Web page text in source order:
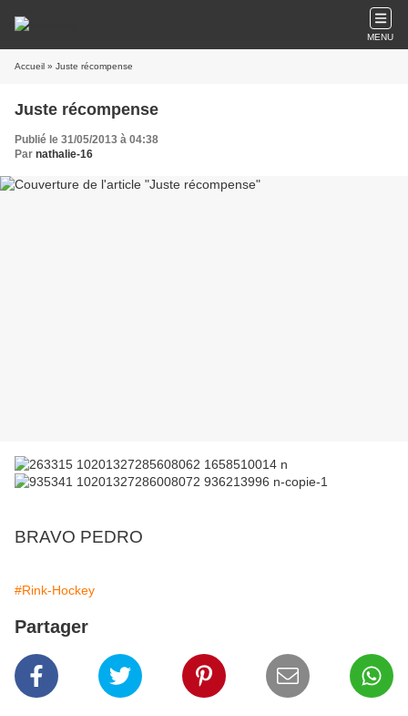
MENU
Accueil » Juste récompense
Juste récompense
Publié le 31/05/2013 à 04:38
Par nathalie-16
BRAVO PEDRO
#Rink-Hockey
Partager